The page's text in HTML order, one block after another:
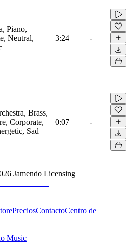
Piano,
Neutral,
3:24 -
Brass,
Corporate,
Sad
0:07 -
Jamendo Licensing
PreciosContactoCentro de
Music